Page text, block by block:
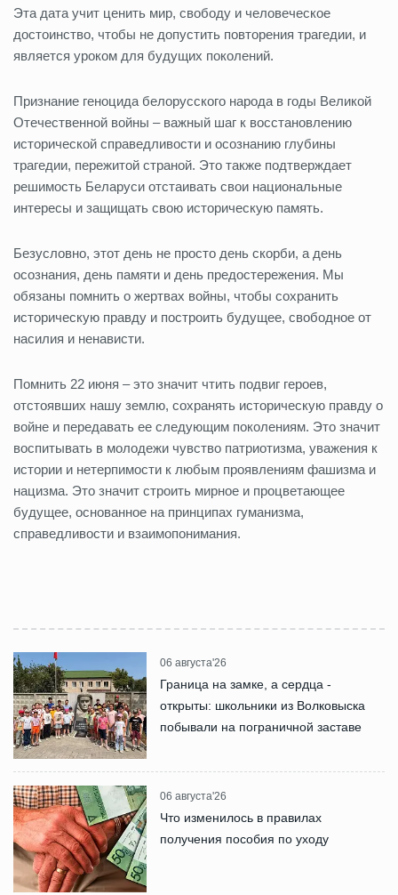
Эта дата учит ценить мир, свободу и человеческое
достоинство, чтобы не допустить повторения трагедии, и
является уроком для будущих поколений.
Признание геноцида белорусского народа в годы Великой
Отечественной войны – важный шаг к восстановлению
исторической справедливости и осознанию глубины
трагедии, пережитой страной. Это также подтверждает
решимость Беларуси отстаивать свои национальные
интересы и защищать свою историческую память.
Безусловно, этот день не просто день скорби, а день
осознания, день памяти и день предостережения. Мы
обязаны помнить о жертвах войны, чтобы сохранить
историческую правду и построить будущее, свободное от
насилия и ненависти.
Помнить 22 июня – это значит чтить подвиг героев,
отстоявших нашу землю, сохранять историческую правду о
войне и передавать ее следующим поколениям. Это значит
воспитывать в молодежи чувство патриотизма, уважения к
истории и нетерпимости к любым проявлениям фашизма и
нацизма. Это значит строить мирное и процветающее
будущее, основанное на принципах гуманизма,
справедливости и взаимопонимания.
06 августа'26
Граница на замке, а сердца -
открыты: школьники из Волковыска
побывали на пограничной заставе
06 августа'26
Что изменилось в правилах
получения пособия по уходу